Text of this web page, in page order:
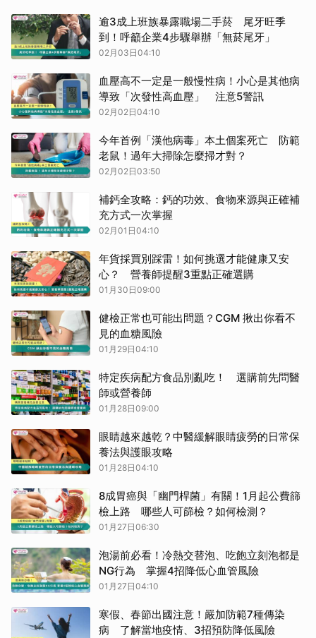
逾3成上班族暴露職場二手菸 尾牙旺季
到！呼籲企業4步驟舉辦「無菸尾牙」
02月03日04:10
血壓高不一定是一般慢性病！小心是其他病
導致「次發性高血壓」 注意5警訊
02月02日04:10
今年首例「漢他病毒」本土個案死亡 防範
老鼠！過年大掃除怎麼掃才對？
02月02日03:50
補鈣全攻略：鈣的功效、食物來源與正確補
充方式一次掌握
02月01日04:10
年貨採買別踩雷！如何挑選才能健康又安
心？ 營養師提醒3重點正確選購
01月30日09:00
健檢正常也可能出問題？CGM 揪出你看不
見的血糖風險
01月29日04:10
特定疾病配方食品別亂吃！ 選購前先問醫
師或營養師
01月28日09:00
眼睛越來越乾？中醫緩解眼睛疲勞的日常保
養法與護眼攻略
01月28日04:10
8成胃癌與「幽門桿菌」有關！1月起公費篩
檢上路 哪些人可篩檢？如何檢測？
01月27日06:30
泡湯前必看！冷熱交替泡、吃飽立刻泡都是
NG行為 掌握4招降低心血管風險
01月27日04:10
寒假、春節出國注意！嚴加防範7種傳染
病 了解當地疫情、3招預防降低風險